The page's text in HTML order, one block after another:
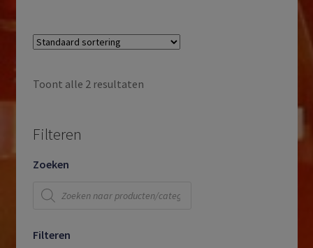
Toont alle 2 resultaten
Filteren
Zoeken
Producten
zoeken
Filteren